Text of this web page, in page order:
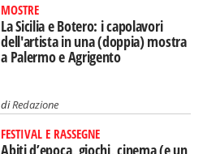
MOSTRE
La Sicilia e Botero: i capolavori
dell'artista in una (doppia) mostra
a Palermo e Agrigento
diRedazione
FESTIVAL E RASSEGNE